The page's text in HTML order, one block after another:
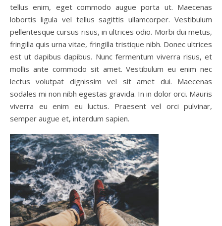
tellus enim, eget commodo augue porta ut. Maecenas
lobortis ligula vel tellus sagittis ullamcorper. Vestibulum
pellentesque cursus risus, in ultrices odio. Morbi dui metus,
fringilla quis urna vitae, fringilla tristique nibh. Donec ultrices
est ut dapibus dapibus. Nunc fermentum viverra risus, et
mollis ante commodo sit amet. Vestibulum eu enim nec
lectus volutpat dignissim vel sit amet dui. Maecenas
sodales mi non nibh egestas gravida. In in dolor orci. Mauris
viverra eu enim eu luctus. Praesent vel orci pulvinar,
semper augue et, interdum sapien.